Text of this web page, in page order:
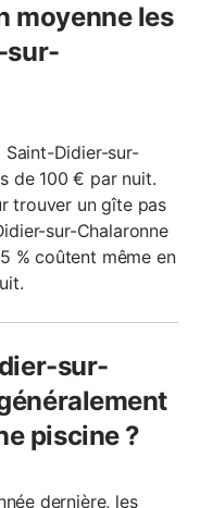
moyenne les
sur-
Didier-sur-
de 100 € par nuit.
trouver un gîte pas
sur-Chalaronne
% coûtent même en
sur-
piscine ?
dernière, les